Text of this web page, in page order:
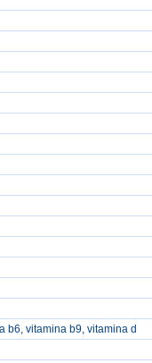
b6, vitamina b9, vitamina d